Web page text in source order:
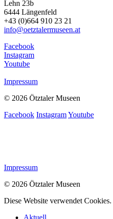
Lehn 23b
6444 Längenfeld
+43 (0)664 910 23 21
info@oetztalermuseen.at
Facebook
Instagram
Youtube
Impressum
© 2026 Ötztaler Museen
Facebook InstagramYoutube
Impressum
© 2026 Ötztaler Museen
Diese Website verwendet Cookies.